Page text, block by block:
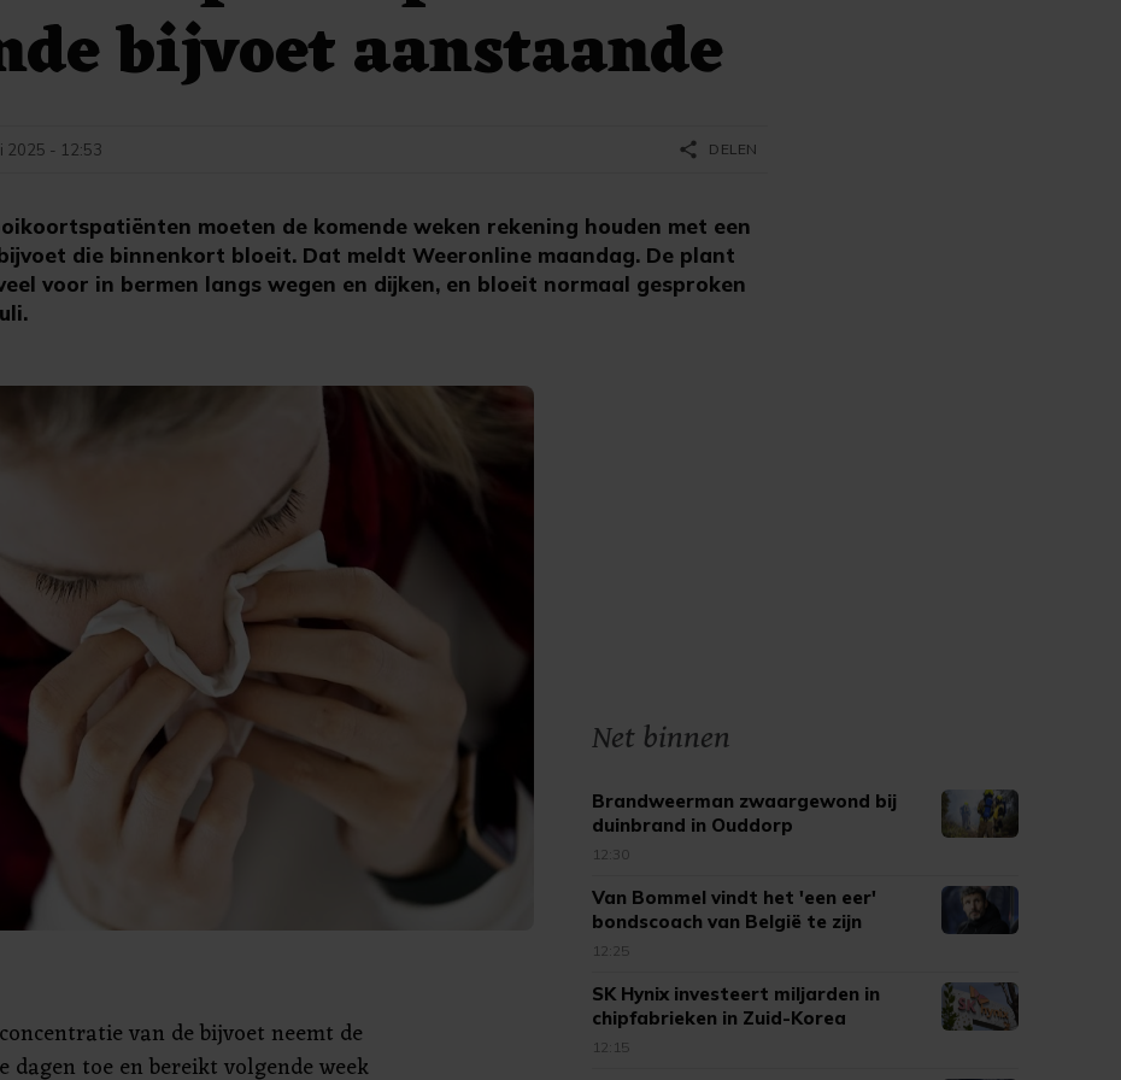
bijvoet aanstaande
moeten de komende weken rekening houden met een
die binnenkort bloeit. Dat meldt Weeronline maandag. De plant
voor in bermen langs wegen en dijken, en bloeit normaal gesproken
2025 - 12:53 share DELEN
van de bijvoet neemt de
dagen toe en bereikt volgende week
Net binnen
Brandweerman zwaargewond bij
duinbrand in Ouddorp
12:30
Van Bommel vindt het 'een eer'
bondscoach van België te zijn
12:25
SK Hynix investeert miljarden in
chipfabrieken in Zuid-Korea
12:15